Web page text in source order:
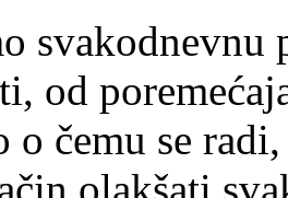
svakodnevnu
od
o čemu se